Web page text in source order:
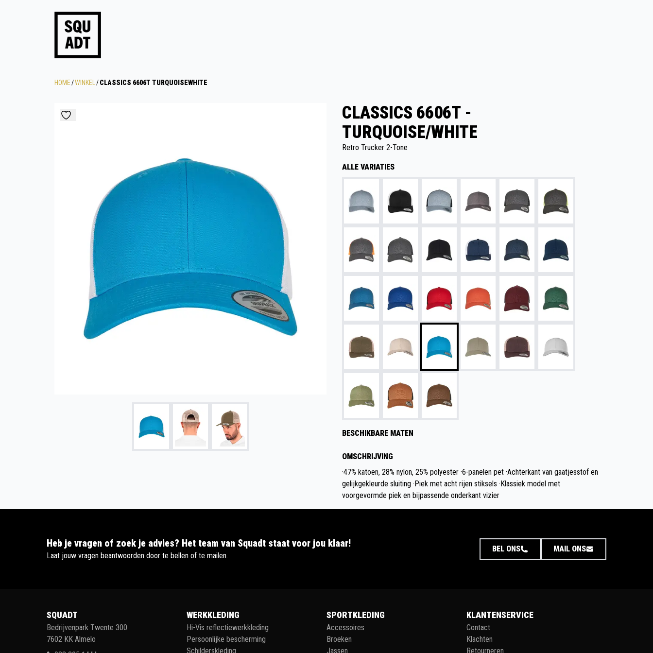
HOME/WINKEL /CLASSICS 6606T TURQUOISEWHITE
CLASSICS 6606T -
TURQUOISE/WHITE
Retro Trucker 2-Tone
ALLE VARIATIES
BESCHIKBARE MATEN
OMSCHRIJVING
·47% katoen, 28% nylon, 25% polyester ·6-panelen pet ·Achterkant van gaatjesstof en
gelijkgekleurde sluiting ·Piek met acht rijen stiksels ·Klassiek model met
voorgevormde piek en bijpassende onderkant vizier
Heb je vragen of zoek je advies? Het team van Squadt staat voor jou klaar!
Laat jouw vragen beantwoorden door te bellen of te mailen.
BEL ONS MAIL ONS
SQUADT
Bedrijvenpark Twente 300
7602 KK Almelo
WERKKLEDING
Hi-Vis reflectiewerkkleding
Persoonlijke bescherming
Schilderskleding
SPORTKLEDING
Accessoires
Broeken
Jassen
KLANTENSERVICE
Contact
Klachten
Retourneren